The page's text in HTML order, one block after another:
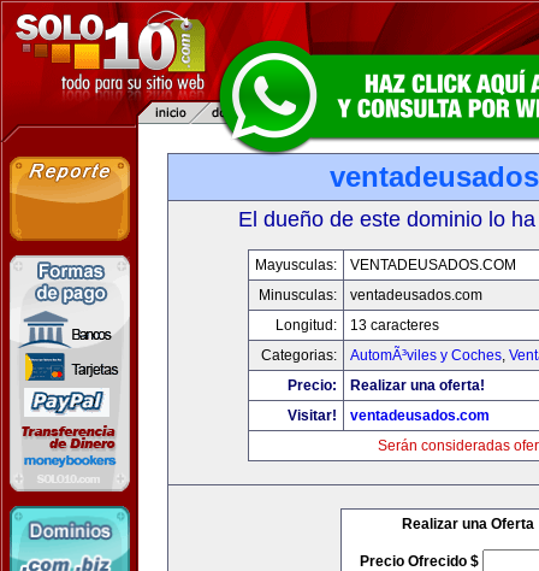
El dueño de este dominio lo
Mayusculas:
VENTADEUSADOS.COM
Minusculas:
ventadeusados.com
Longitud:
13 caracteres
Categorias:
AutomÃ³viles y Coches,
Precio:
Realizar una oferta!
Visitar!
ventadeusados.com
Serán consideradas
Realizar una Oferta
Precio Ofrecido $